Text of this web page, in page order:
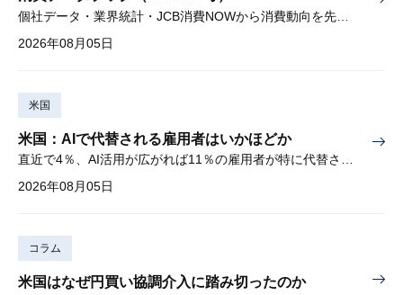
2026年08月05日
米国
米国：AIで代替される雇用者はいかほどか
直近で4％、AI活用が広がれば11％の雇用者が特に代替されやすい
2026年08月05日
コラム
米国はなぜ円買い協調介入に踏み切ったのか